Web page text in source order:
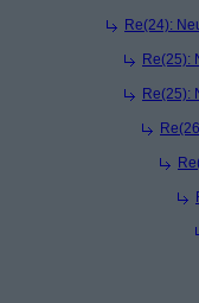
Re(24):
Re(25):
Re(25):